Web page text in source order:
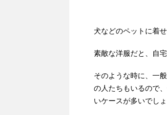
犬などのペットに着せ
素敵な洋服だと、自
そのような時に、一
の人たちもいるので
いケースが多いでしょ